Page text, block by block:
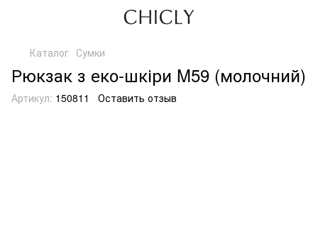
Каталог Сумки
Рюкзак з еко-шкіри M59 (молочний)
Артикул: 150811 Оставить отзыв